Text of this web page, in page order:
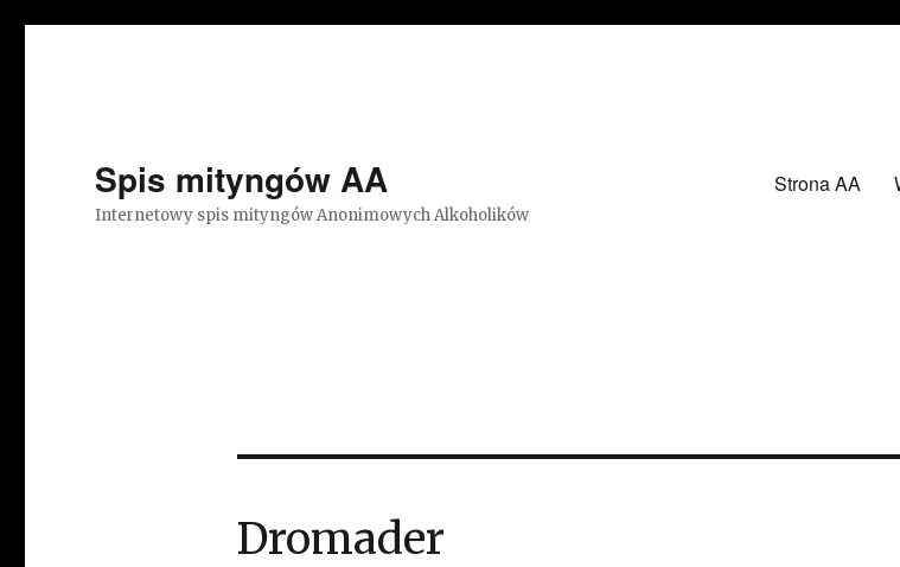
Spis mityngów AA
Internetowy spis mityngów Anonimowych Alkoholików
Strona AA
Dromader